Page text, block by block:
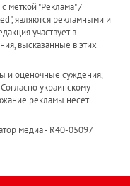
меткой "Реклама" /
являются рекламными и
участвует в
высказанные в этих
и оценочные суждения,
украинскому
рекламы несет
медиа - R40-05097